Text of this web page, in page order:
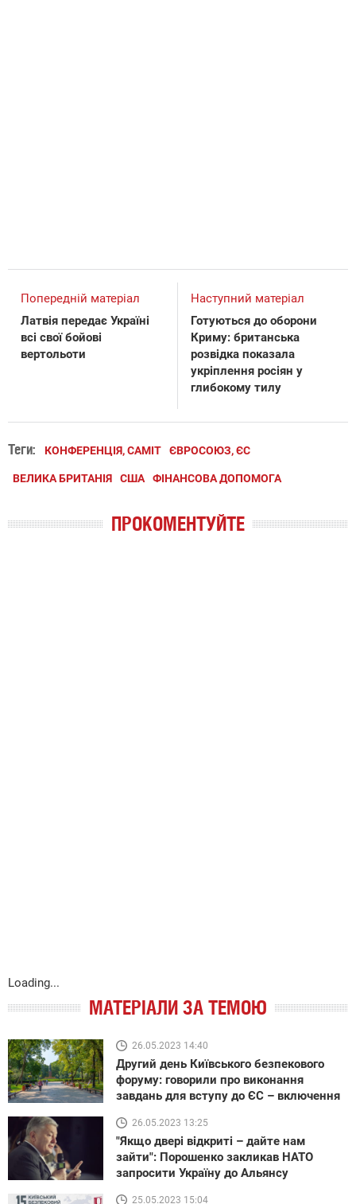
Попередній матеріал
Латвія передає Україні
всі свої бойові
вертольоти
Наступний матеріал
Готуються до оборони
Криму: британська
розвідка показала
укріплення росіян у
глибокому тилу
Теги: КОНФЕРЕНЦІЯ, САМІТ ЄВРОСОЮЗ, ЄС
ВЕЛИКА БРИТАНІЯ США ФІНАНСОВА ДОПОМОГА
ПРОКОМЕНТУЙТЕ
Loading...
МАТЕРІАЛИ ЗА ТЕМОЮ
26.05.2023 14:40
Другий день Київського безпекового
форуму: говорили про виконання
завдань для вступу до ЄС – включення
26.05.2023 13:25
"Якщо двері відкриті – дайте нам
зайти": Порошенко закликав НАТО
запросити Україну до Альянсу
25.05.2023 15:04